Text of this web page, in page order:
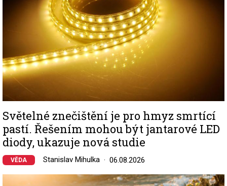
Světelné znečištění je pro hmyz smrtící
pastí. Řešením mohou být jantarové LED
diody, ukazuje nová studie
VĚDA Stanislav Mihulka 06.08.2026
Image